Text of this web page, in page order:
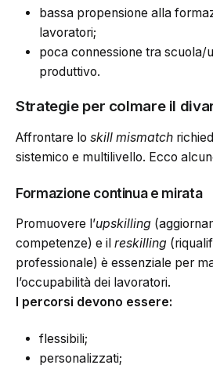
bassa propensione alla
lavoratori;
poca connessione tra scuola/
produttivo.
Strategie per colmare il
Affrontare lo skill mismatch
sistemico e multilivello. Ecco
Formazione continua e mirata
Promuovere l’upskilling
competenze) e il reskilling
professionale) è essenziale per
l’occupabilità dei lavoratori.
I percorsi devono essere:
flessibili;
personalizzati;